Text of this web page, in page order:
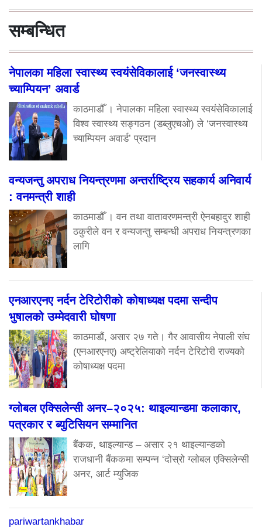
सम्बन्धित
नेपालका महिला स्वास्थ्य स्वयंसेविकालाई ‘जनस्वास्थ्य
च्याम्पियन’ अवार्ड
काठमाडौँ । नेपालका महिला स्वास्थ्य स्वयंसेविकालाई
विश्व स्वास्थ्य सङ्गठन (डब्लुएचओ) ले ‘जनस्वास्थ्य
च्याम्पियन अवार्ड’ प्रदान
वन्यजन्तु अपराध नियन्त्रणमा अन्तर्राष्ट्रिय सहकार्य अनिवार्य
: वनमन्त्री शाही
काठमाडौँ । वन तथा वातावरणमन्त्री ऐनबहादुर शाही
ठकुरीले वन र वन्यजन्तु सम्बन्धी अपराध नियन्त्रणका
लागि
एनआरएनए नर्दन टेरिटोरीको कोषाध्यक्ष पदमा सन्दीप
भुषालको उम्मेदवारी घोषणा
काठमाडौं, असार २७ गते। गैर आवासीय नेपाली संघ
(एनआरएनए) अष्ट्रेलियाको नर्दन टेरिटोरी राज्यको
कोषाध्यक्ष पदमा
ग्लोबल एक्सिलेन्सी अनर–२०२५: थाइल्यान्डमा कलाकार,
पत्रकार र ब्युटिसियन सम्मानित
बैंकक, थाइल्यान्ड – असार २१ थाइल्यान्डको
राजधानी बैंककमा सम्पन्न ‘दोस्रो ग्लोबल एक्सिलेन्सी
अनर, आर्ट म्युजिक
pariwartankhabar